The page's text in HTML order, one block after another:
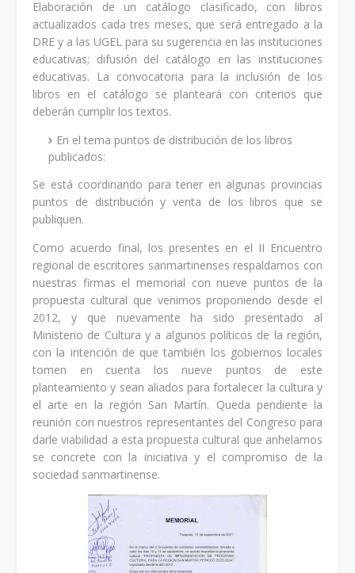
Elaboración de un catálogo clasificado, con libros
actualizados cada tres meses, que será entregado a la
DRE y a las UGEL para su sugerencia en las instituciones
educativas; difusión del catálogo en las instituciones
educativas. La convocatoria para la inclusión de los
libros en el catálogo se planteará con criterios que
deberán cumplir los textos.
En el tema puntos de distribución de los libros
publicados:
Se está coordinando para tener en algunas provincias
puntos de distribución y venta de los libros que se
publiquen.
Como acuerdo final, los presentes en el II Encuentro
regional de escritores sanmartinenses respaldamos con
nuestras firmas el memorial con nueve puntos de la
propuesta cultural que venimos proponiendo desde el
2012, y que nuevamente ha sido presentado al
Ministerio de Cultura y a algunos políticos de la región,
con la intención de que también los gobiernos locales
tomen en cuenta los nueve puntos de este
planteamiento y sean aliados para fortalecer la cultura y
el arte en la región San Martín. Queda pendiente la
reunión con nuestros representantes del Congreso para
darle viabilidad a esta propuesta cultural que anhelamos
se concrete con la iniciativa y el compromiso de la
sociedad sanmartinense.